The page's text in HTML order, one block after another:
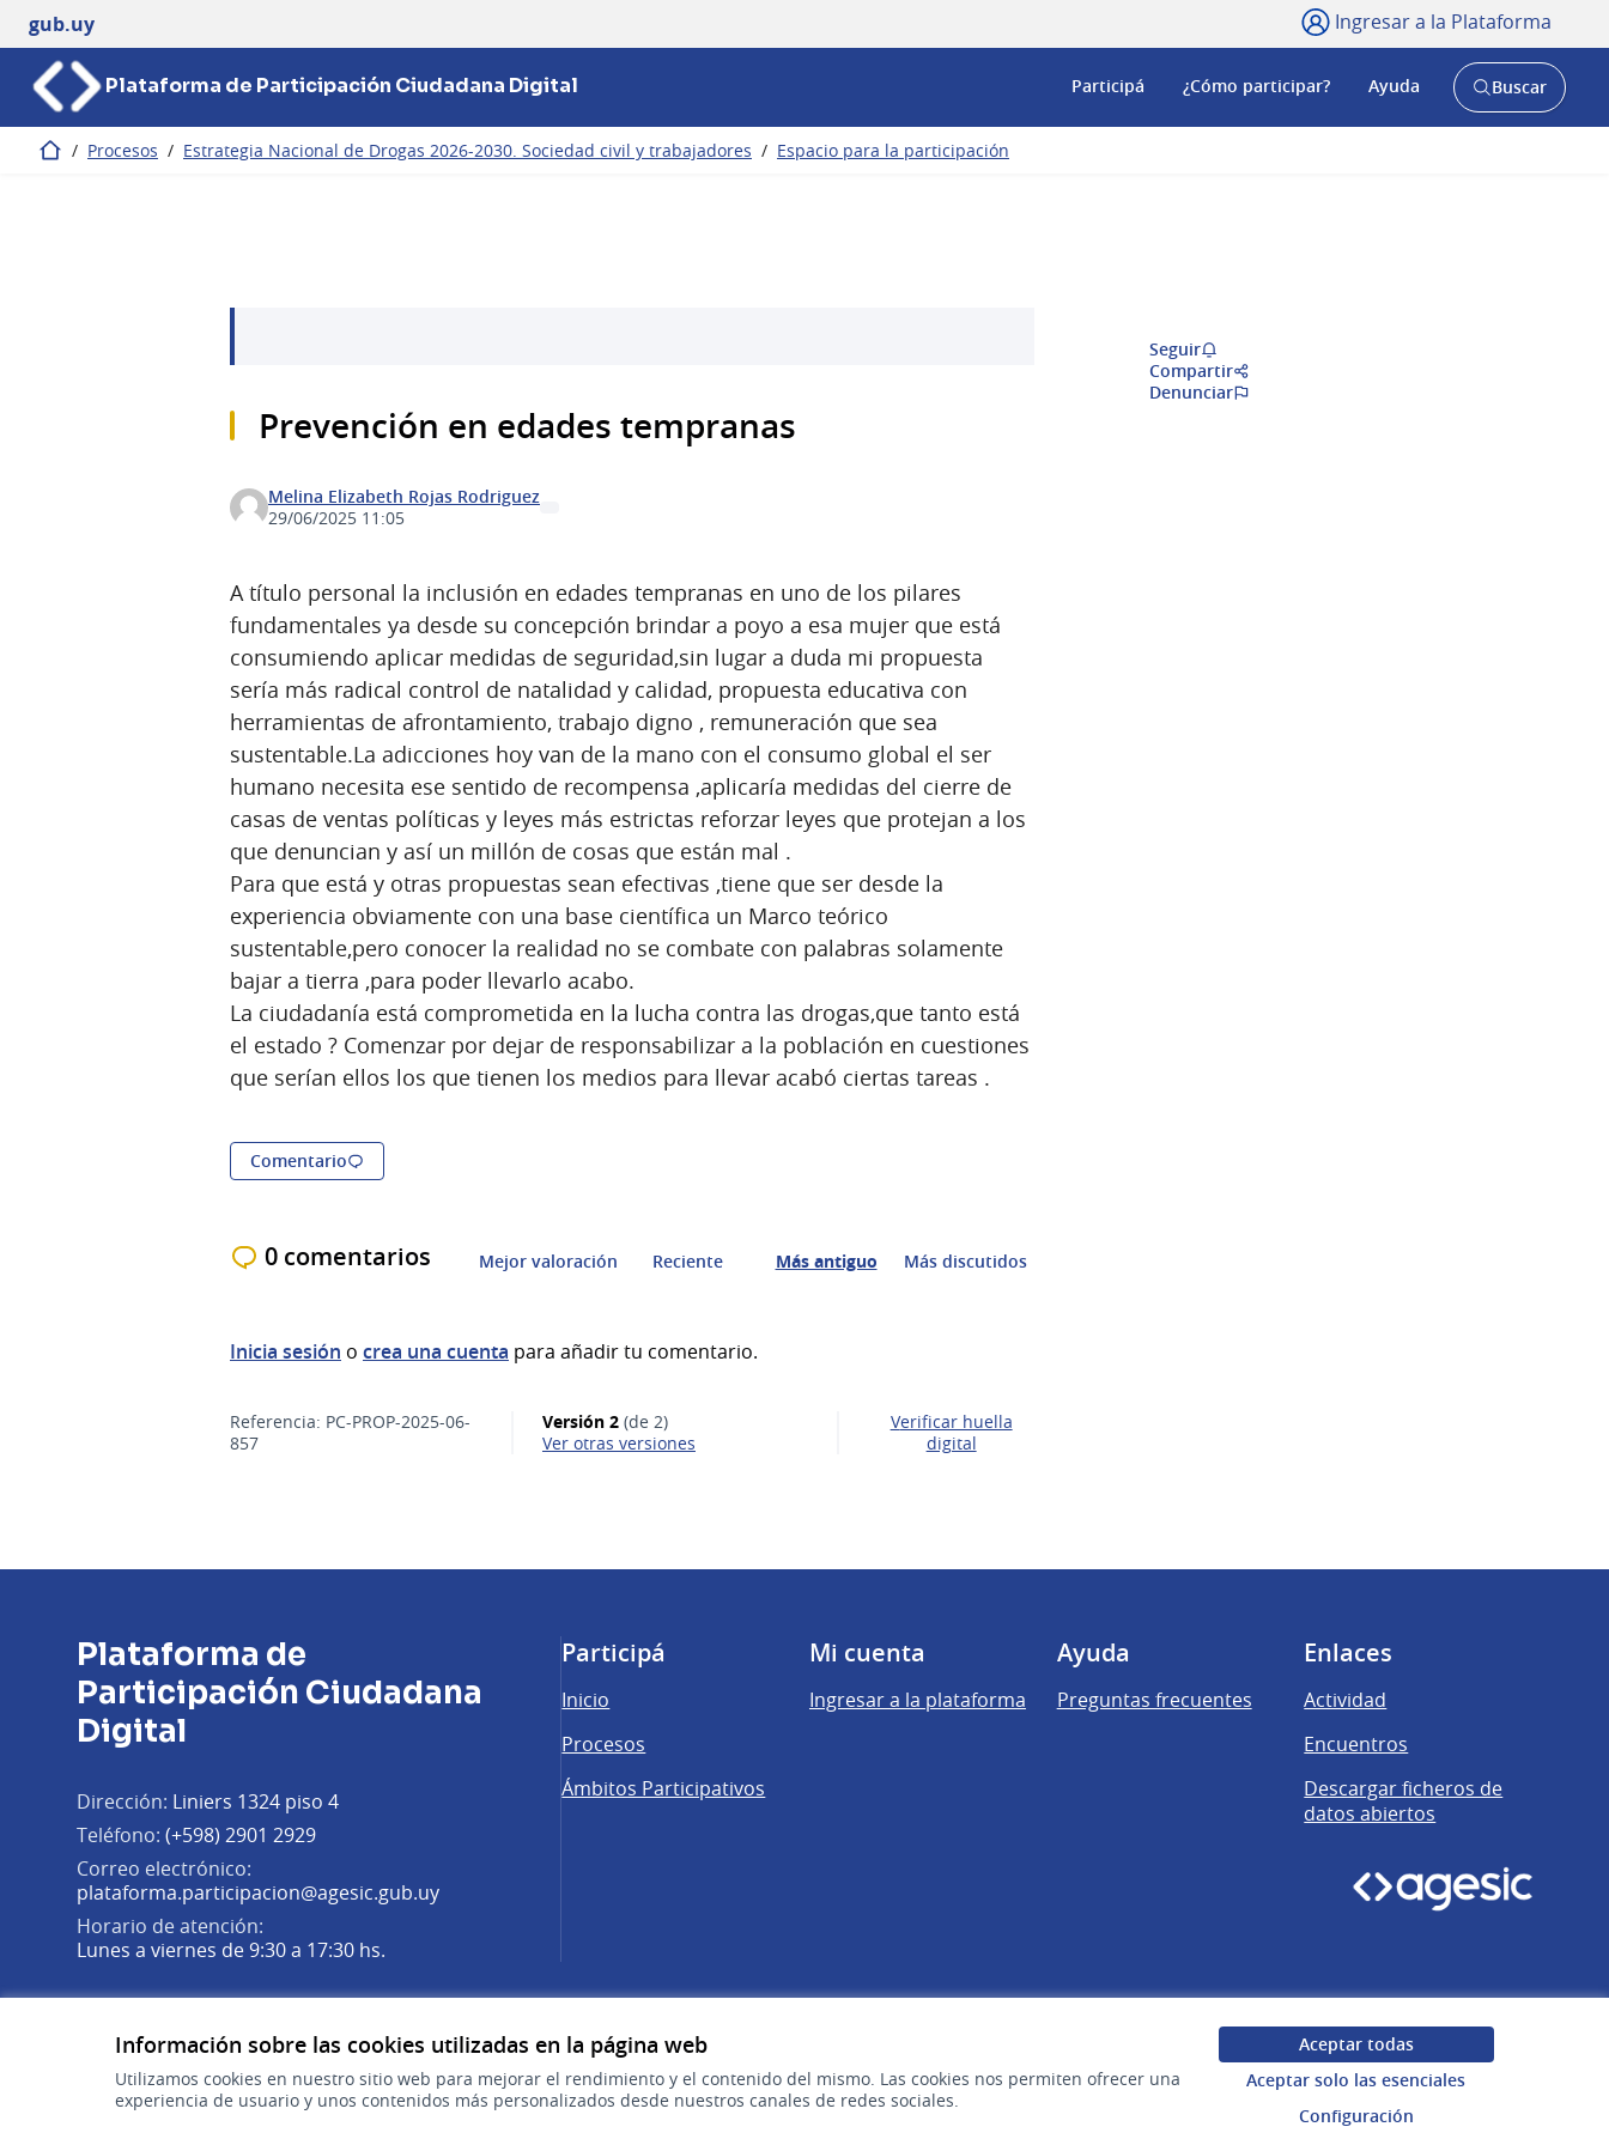
Información sobre las cookies utilizadas en la página web
Utilizamos cookies en nuestro sitio web para mejorar el rendimiento y el contenido del mismo. Las cookies nos permiten ofrecer una
experiencia de usuario y unos contenidos más personalizados desde nuestros canales de redes sociales.
Aceptar todas
Aceptar solo las esenciales
Configuración
gub.uy Ingresar a la Plataforma
Plataforma de Participación Ciudadana Digital Participá ¿Cómo participar? Ayuda
AbrirBuscar
Inicio / Procesos / Estrategia Nacional de Drogas 2026-2030. Sociedad civil y trabajadores / Espacio para la participación
Prevención en edades tempranas
Melina Elizabeth Rojas Rodriguez
29/06/2025 11:05
A título personal la inclusión en edades tempranas en uno de los pilares
fundamentales ya desde su concepción brindar a poyo a esa mujer que está
consumiendo aplicar medidas de seguridad,sin lugar a duda mi propuesta
sería más radical control de natalidad y calidad, propuesta educativa con
herramientas de afrontamiento, trabajo digno , remuneración que sea
sustentable.La adicciones hoy van de la mano con el consumo global el ser
humano necesita ese sentido de recompensa ,aplicaría medidas del cierre de
casas de ventas políticas y leyes más estrictas reforzar leyes que protejan a los
que denuncian y así un millón de cosas que están mal .
Para que está y otras propuestas sean efectivas ,tiene que ser desde la
experiencia obviamente con una base científica un Marco teórico
sustentable,pero conocer la realidad no se combate con palabras solamente
bajar a tierra ,para poder llevarlo acabo.
La ciudadanía está comprometida en la lucha contra las drogas,que tanto está
el estado ? Comenzar por dejar de responsabilizar a la población en cuestiones
que serían ellos los que tienen los medios para llevar acabó ciertas tareas .
Comentario
Seguir
Compartir
Denunciar
0 comentarios Mejor valoración Reciente Más antiguo Más discutidos
Inicia sesión o crea una cuenta para añadir tu comentario.
Referencia: PC-PROP-2025-06-
857
Versión 2(de 2)
ver otras versiones
Verificar huella
digital
Plataforma de
Participación Ciudadana
Digital
Dirección: Liniers 1324 piso 4
Teléfono: (+598) 2901 2929
Correo electrónico:
plataforma.participacion@agesic.gub.uy(Abrir en una pestaña nueva)
Horario de atención:
Lunes a viernes de 9:30 a 17:30 hs.
(Enlace externo)
(Enlace externo)
(Enlace externo)
Participá
Inicio
Procesos
Ámbitos Participativos
Mi cuenta
Ingresar a la plataforma
Ayuda
Preguntas frecuentes
Enlaces
Actividad
Encuentros
Descargar ficheros de
datos abiertos
Web creada con